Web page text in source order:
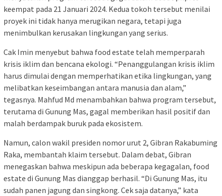
keempat pada 21 Januari 2024. Kedua tokoh tersebut menilai
proyek ini tidak hanya merugikan negara, tetapi juga
menimbulkan kerusakan lingkungan yang serius.
Cak Imin menyebut bahwa food estate telah memperparah
krisis iklim dan bencana ekologi. “Penanggulangan krisis iklim
harus dimulai dengan memperhatikan etika lingkungan, yang
melibatkan keseimbangan antara manusia dan alam,”
tegasnya. Mahfud Md menambahkan bahwa program tersebut,
terutama di Gunung Mas, gagal memberikan hasil positif dan
malah berdampak buruk pada ekosistem.
Namun, calon wakil presiden nomor urut 2, Gibran Rakabuming
Raka, membantah klaim tersebut. Dalam debat, Gibran
menegaskan bahwa meskipun ada beberapa kegagalan, food
estate di Gunung Mas dianggap berhasil. “Di Gunung Mas, itu
sudah panen jagung dan singkong. Cek saja datanya,” kata